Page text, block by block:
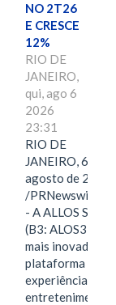
NO 2T26
E CRESCE
12%
RIO DE
JANEIRO,
qui, ago 6
2026
23:31
RIO DE
JANEIRO, 6 de
agosto de 2026
/PRNewswire/ -
- A ALLOS S.A.
(B3: ALOS3), a
mais inovadora
plataforma de
experiências,
entretenimento,